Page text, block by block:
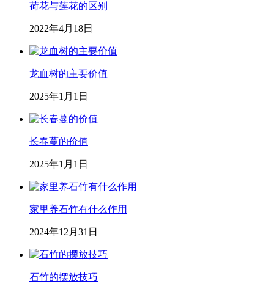
荷花与莲花的区别
2022年4月18日
龙血树的主要价值
2025年1月1日
长春蔓的价值
2025年1月1日
家里养石竹有什么作用
2024年12月31日
石竹的摆放技巧